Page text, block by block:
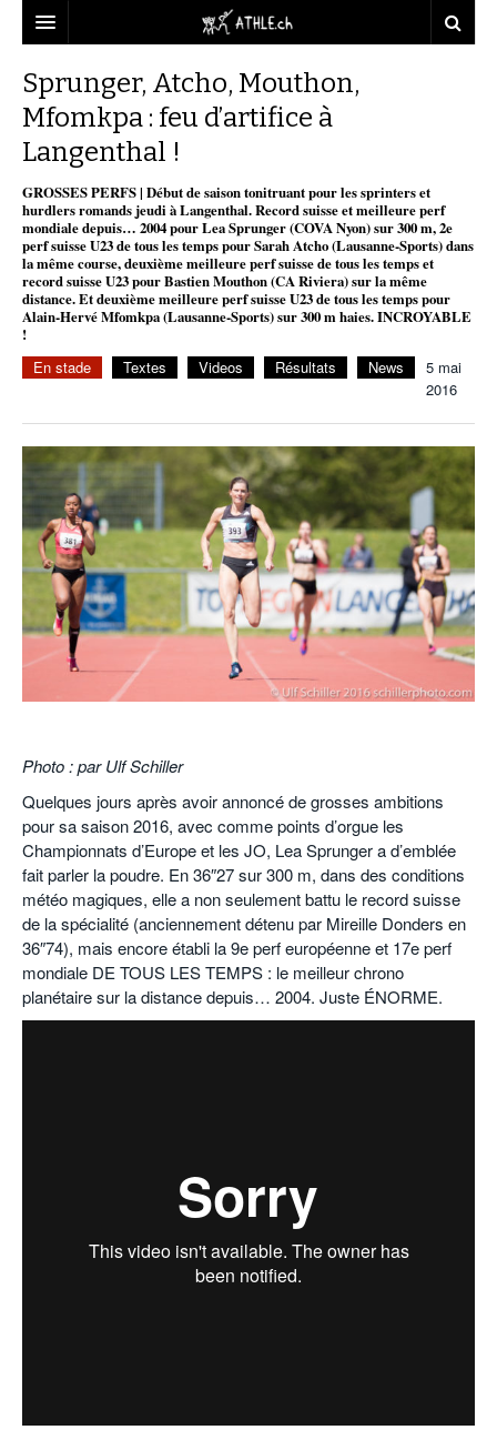
DOSSIERS
CHRONIQUES
TOUT
MICHEL HERREN
REPORTAGES
DOPAGE
GALERIES
STATISTIQUES
STATISTIQUES
MINIMA
PARTENAIRES
CNP
PARTENAIRES
PUBLICITÉ
VIDEOS
ATHLE.CH
NOUS CONTACTER
POURQUOI ATHLE.CH ?
ATHLE.CH RÉGIONS | JURA
ATHLE.CH RÉGIONS | VAUD
BIOGRAPHIES
HIGHLIGHTS
LIVRES
Sprunger, Atcho, Mouthon,
Mfomkpa : feu d’artifice à
Langenthal !
GROSSES PERFS | Début de saison tonitruant pour les sprinters et
hurdlers romands jeudi à Langenthal. Record suisse et meilleure perf
mondiale depuis… 2004 pour Lea Sprunger (COVA Nyon) sur 300 m, 2e
perf suisse U23 de tous les temps pour Sarah Atcho (Lausanne-Sports) dans
la même course, deuxième meilleure perf suisse de tous les temps et
record suisse U23 pour Bastien Mouthon (CA Riviera) sur la même
distance. Et deuxième meilleure perf suisse U23 de tous les temps pour
Alain-Hervé Mfomkpa (Lausanne-Sports) sur 300 m haies. INCROYABLE
!
En stade Textes Videos Résultats News
5 mai
2016
Photo : par Ulf Schiller
Quelques jours après avoir annoncé de grosses ambitions
pour sa saison 2016, avec comme points d’orgue les
Championnats d’Europe et les JO, Lea Sprunger a d’emblée
fait parler la poudre. En 36″27 sur 300 m, dans des conditions
météo magiques, elle a non seulement battu le record suisse
de la spécialité (anciennement détenu par Mireille Donders en
36″74), mais encore établi la 9e perf européenne et 17e perf
mondiale DE TOUS LES TEMPS : le meilleur chrono
planétaire sur la distance depuis… 2004. Juste ÉNORME.